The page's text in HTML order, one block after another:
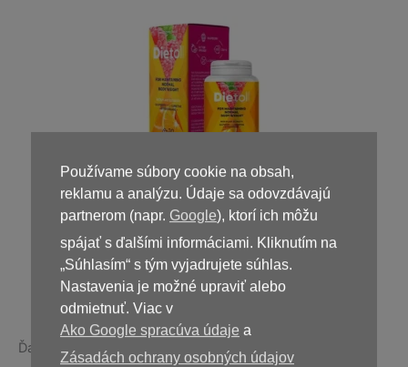
Používame súbory cookie na obsah,
reklamu a analýzu. Údaje sa odovzdávajú
partnerom (napr. Google), ktorí ich môžu
spájať s ďalšími informáciami. Kliknutím na
„Súhlasím“ s tým vyjadrujete súhlas.
Nastavenia je možné upraviť alebo
odmietnuť. Viac v
Ako Google spracúva údaje a
Zásadách ochrany osobných údajov
39,00€
Nedostupné
Ďalšie produkty v rovnakej kategórii: